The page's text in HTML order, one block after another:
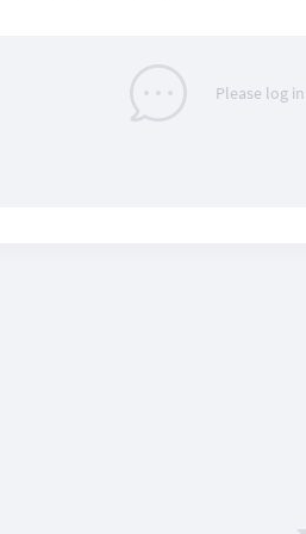
Please log